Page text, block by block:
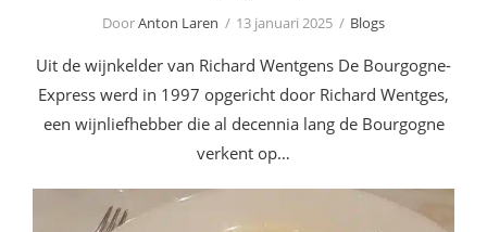
DoorAnton Laren 13 januari 2025 Blogs
Uit de wijnkelder van Richard Wentgens De Bourgogne-
Express werd in 1997 opgericht door Richard Wentges,
een wijnliefhebber die al decennia lang de Bourgogne
verkent op…